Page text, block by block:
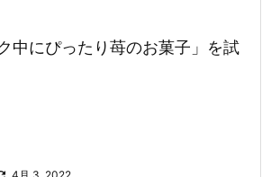
次へ
中にぴったり苺のお菓子」を試